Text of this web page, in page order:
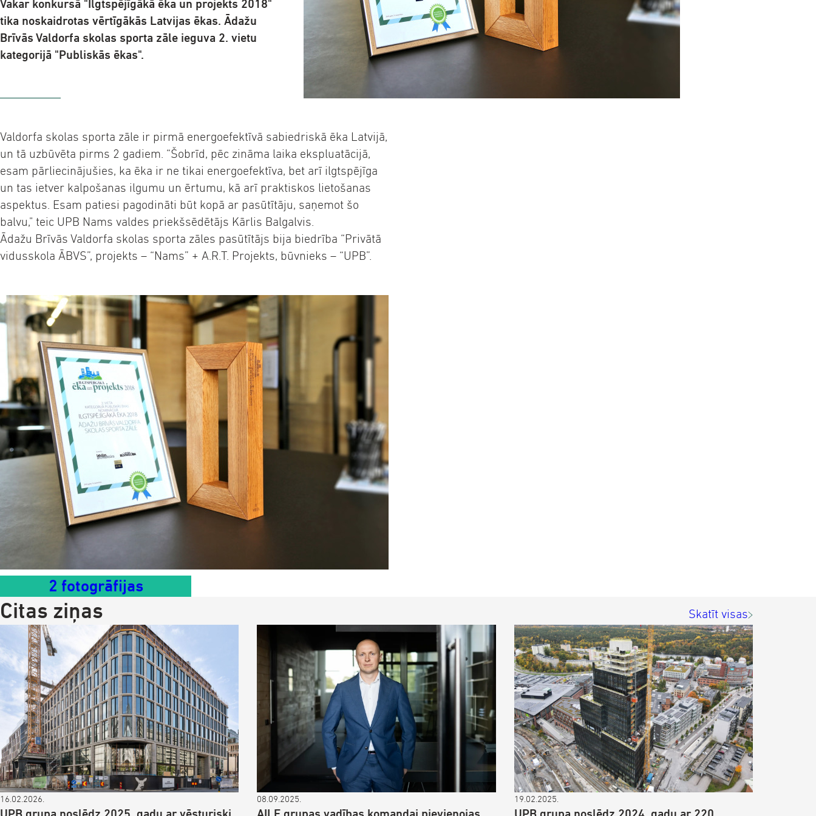
Vakar konkursā "Ilgtspējīgākā ēka un projekts 2018"
tika noskaidrotas vērtīgākās Latvijas ēkas. Ādažu
Brīvās Valdorfa skolas sporta zāle ieguva 2. vietu
kategorijā "Publiskās ēkas".
Valdorfa skolas sporta zāle ir pirmā energoefektīvā sabiedriskā ēka Latvijā,
un tā uzbūvēta pirms 2 gadiem. “Šobrīd, pēc zināma laika ekspluatācijā,
esam pārliecinājušies, ka ēka ir ne tikai energoefektīva, bet arī ilgtspējīga
un tas ietver kalpošanas ilgumu un ērtumu, kā arī praktiskos lietošanas
aspektus. Esam patiesi pagodināti būt kopā ar pasūtītāju, saņemot šo
balvu," teic UPB Nams valdes priekšsēdētājs Kārlis Balgalvis.
Ādažu Brīvās Valdorfa skolas sporta zāles pasūtītājs bija biedrība “Privātā
vidusskola ĀBVS”, projekts – “Nams” + A.R.T. Projekts, būvnieks – “UPB”.
2 fotogrāfijas
Citas ziņas Skatīt visas
16.02.2026. 08.09.2025. 19.02.2025.